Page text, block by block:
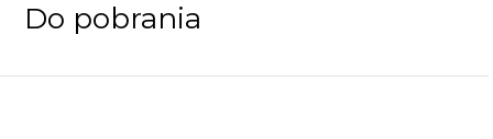
Do pobrania